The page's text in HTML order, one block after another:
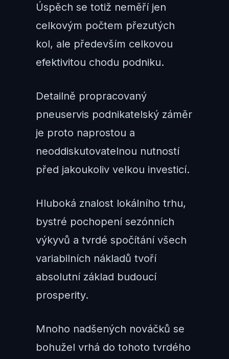
Úspěch se totiž neměří jen
celkovým počtem přezutých
kol, ale především celkovou
efektivitou chodu podniku.
Detailně propracovaný
pneuservis podnikatelský záměr
je proto naprostou a
neoddiskutovatelnou nutností
před jakoukoliv velkou investicí.
Hluboká znalost lokálního trhu,
bystré pochopení sezónních
výkyvů a tvrdé spočítání všech
variabilních nákladů tvoří
absolutní základ budoucí
prosperity.
Mnoho nadšených nováčků se
bohužel vrhá do tohoto tvrdého